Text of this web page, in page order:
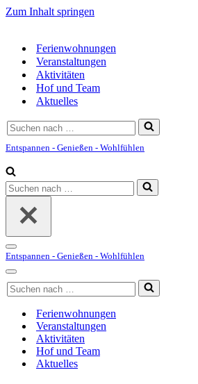
Zum Inhalt springen
Ferienwohnungen
Veranstaltungen
Aktivitäten
Hof und Team
Aktuelles
Suchen
nach …
Entspannen - Genießen - Wohlfühlen
Suchen
nach …
Navigationsmenü
Entspannen - Genießen - Wohlfühlen
Navigationsmenü
Suchen
nach …
Ferienwohnungen
Veranstaltungen
Aktivitäten
Hof und Team
Aktuelles